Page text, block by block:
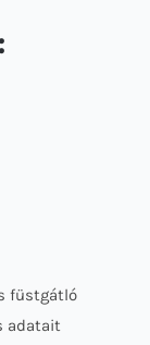
füstgátló
adatait